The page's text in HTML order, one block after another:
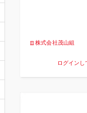
株式会社茂山組
ログイン